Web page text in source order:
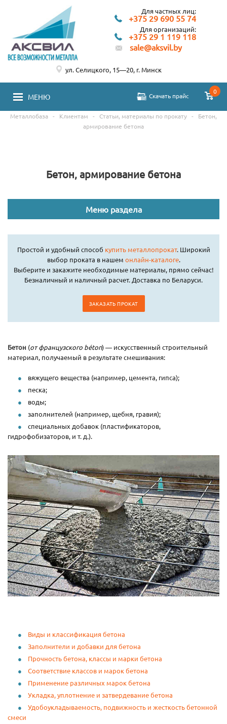
Для частных лиц:
+375 29 690 55 74
Для организаций:
+375 29 1 119 118
sale@aksvil.by
МЕНЮ Скачать прайс
0
ул. Селицкого, 15—20, г. Минск
Металлобаза - Клиентам - Статьи, материалы по прокату -
Бетон,
армирование бетона
Бетон, армирование бетона
Меню раздела
Простой и удобный способ купить металлопрокат. Широкий
выбор проката в нашем онлайн-каталоге.
Выберите и закажите необходимые материалы, прямо сейчас!
Безналичный и наличный расчет. Доставка по Беларуси.
ЗАКАЗАТЬ ПРОКАТ
Бетон (от французского béton) — искусственный строительный
материал, получаемый в результате смешивания:
вяжущего вещества (например, цемента, гипса);
песка;
воды;
заполнителей (например, щебня, гравия);
специальных добавок (пластификаторов,
гидрофобизаторов, и т. д.).
Виды и классификация бетона
Заполнители и добавки для бетона
Прочность бетона, классы и марки бетона
Соответствие классов и марок бетона
Применение различных марок бетона
Укладка, уплотнение и затвердевание бетона
Удобоукладываемость, подвижность и жесткость бетонной
смеси